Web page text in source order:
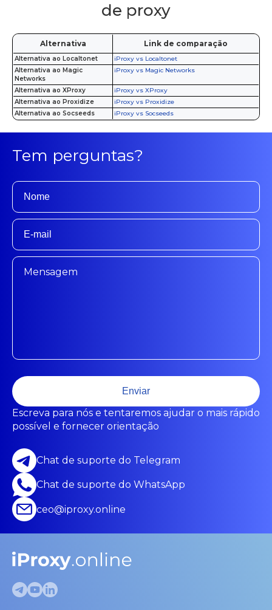
de proxy
Alternativa Link de comparação
Alternativa ao Localtonet
iProxy vs Localtonet
Alternativa ao Magic
Networks
iProxy vs Magic Networks
Alternativa ao XProxy
iProxy vs XProxy
Alternativa ao Proxidize
iProxy vs Proxidize
Alternativa ao Socseeds
iProxy vs Socseeds
Tem perguntas?
Enviar
Escreva para nós e tentaremos ajudar o mais rápido
possível e fornecer orientação
Chat de suporte do Telegram
Chat de suporte do WhatsApp
ceo@iproxy.online